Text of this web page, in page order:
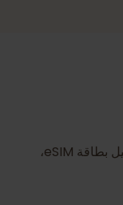
اطلع على إجابات الأسئلة الشائعة حول تفعيل بطاقة eSIM،